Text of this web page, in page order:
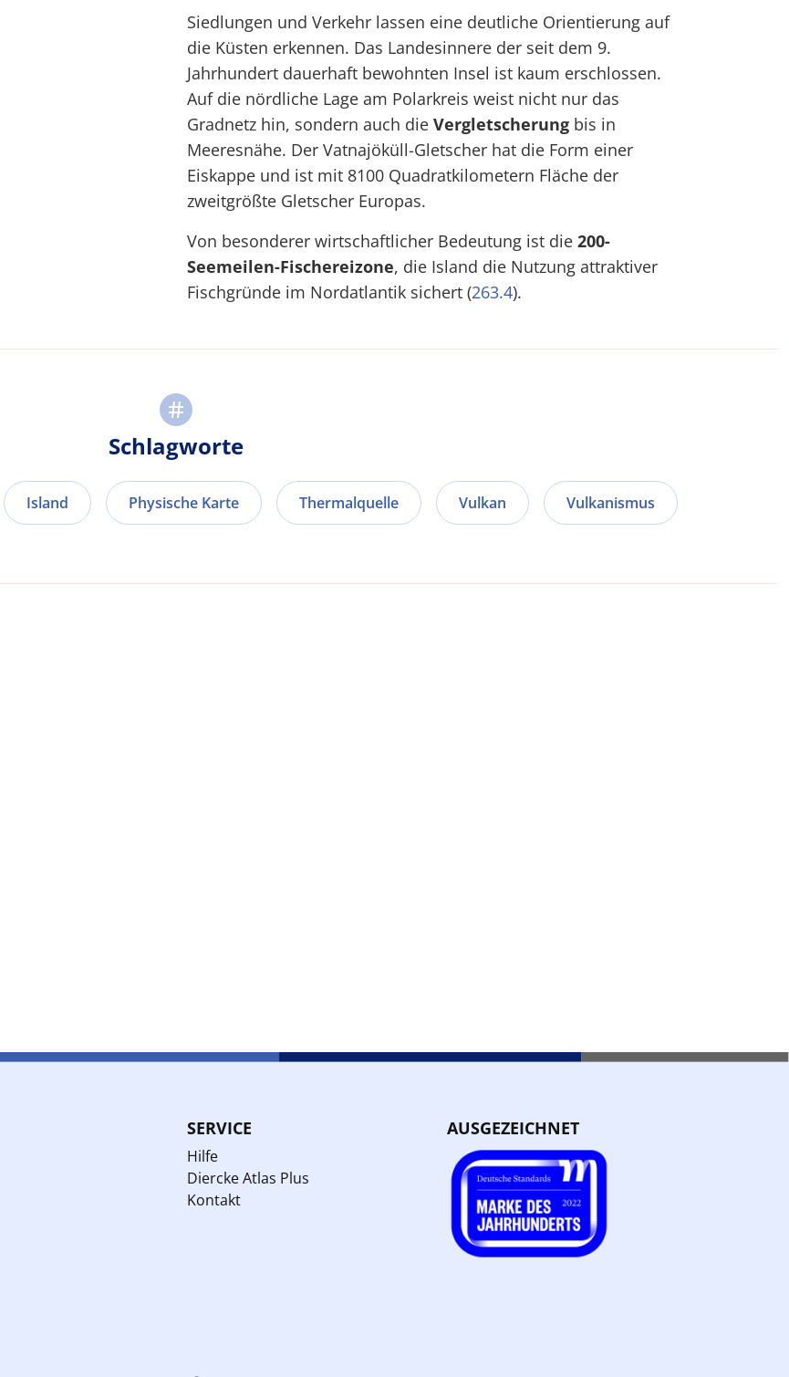
Siedlungen und Verkehr lassen eine deutliche Orientierung auf
die Küsten erkennen. Das Landesinnere der seit dem 9.
Jahrhundert dauerhaft bewohnten Insel ist kaum erschlossen.
Auf die nördliche Lage am Polarkreis weist nicht nur das
Gradnetz hin, sondern auch die Vergletscherung bis in
Meeresnähe. Der Vatnajöküll-Gletscher hat die Form einer
Eiskappe und ist mit 8100 Quadratkilometern Fläche der
zweitgrößte Gletscher Europas.
Von besonderer wirtschaftlicher Bedeutung ist die 200-
Seemeilen-Fischereizone, die Island die Nutzung attraktiver
Fischgründe im Nordatlantik sichert (263.4).
Schlagworte
Island Physische Karte Thermalquelle Vulkan Vulkanismus
SERVICE
Hilfe
Diercke Atlas Plus
Kontakt
AUSGEZEICHNET